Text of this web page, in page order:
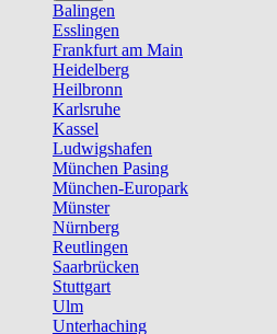
Balingen
Esslingen
Frankfurt am Main
Heidelberg
Heilbronn
Karlsruhe
Kassel
Ludwigshafen
München Pasing
München-Europark
Münster
Nürnberg
Reutlingen
Saarbrücken
Stuttgart
Ulm
Unterhaching